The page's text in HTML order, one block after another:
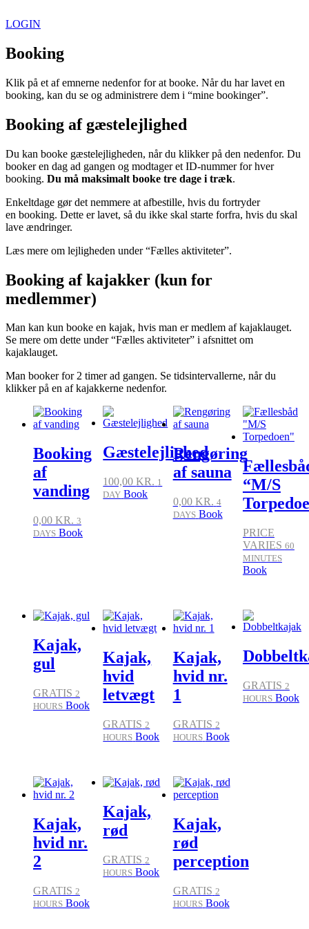
til
LOGIN
Booking
Klik på et af emnerne nedenfor for at booke. Når du har lavet en
booking, kan du se og administrere dem i “mine bookinger”.
Booking af gæstelejlighed
Du kan booke gæstelejligheden, når du klikker på den nedenfor. Du
booker en dag ad gangen og modtager et ID-nummer for hver
booking. Du må maksimalt booke tre dage i træk.
Enkeltdage gør det nemmere at afbestille, hvis du fortryder
en booking. Dette er lavet, så du ikke skal starte forfra, hvis du skal
lave ændringer.
Læs mere om lejligheden under “Fælles aktiviteter”.
Booking af kajakker (kun for
medlemmer)
Man kan kun booke en kajak, hvis man er medlem af kajaklauget.
Se mere om dette under “Fælles aktiviteter” i afsnittet om
kajaklauget.
Man booker for 2 timer ad gangen. Se tidsintervallerne, når du
klikker på en af kajakkerne nedenfor.
Booking
af
vanding
0,00 KR. 3
DAYS Book
Gæstelejlighed
100,00KR. 1
DAY Book
Rengøring
af sauna
0,00 KR. 4
DAYS Book
“M/S
PRICE
VARIES 60
MINUTES
Book
Kajak,
gul
GRATIS 2
HOURS Book
Kajak,
hvid
letvægt
GRATIS 2
HOURS Book
Kajak,
hvid nr.
1
GRATIS 2
HOURS Book
GRATIS 2
HOURS Book
Kajak,
hvid nr.
2
GRATIS 2
HOURS Book
Kajak,
rød
GRATIS 2
HOURS Book
Kajak,
rød
perception
GRATIS 2
HOURS Book